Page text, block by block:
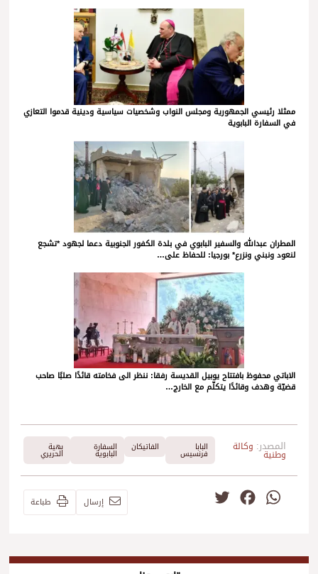
ممثلا رئيسي الجمهورية ومجلس النواب وشخصيات سياسية ودينية قدموا التعازي
في السفارة البابوية
المطران عبدالله والسفير البابوي في بلدة الكفور الجنوبية دعما لجهود *تشجع
لنعود ونبني ونزرع* بورجيا: للحفاظ على…
الاباتي محفوظ بافتتاح يوبيل القديسة رفقا: ننظر الى فخامته قائدًا صلبًا صاحب
قضيّة وهدف وقائدًا يتكلّم مع الخارج…
المصدر: وكالة
وطنية
البابا
فرنسيس
الفاتيكان السفارة
البابوية
بهية
الحريري
WhatsApp
Facebook إرسال طباعة